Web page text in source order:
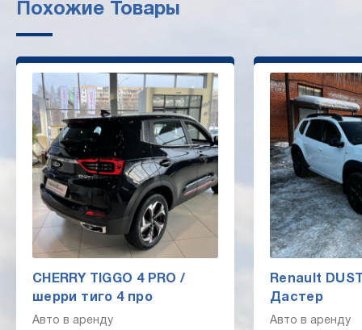
Похожие Товары
CHERRY TIGGO 4 PRO /
шерри тиго 4 про
Авто в аренду
Renault
Дастер
Авто в аренду